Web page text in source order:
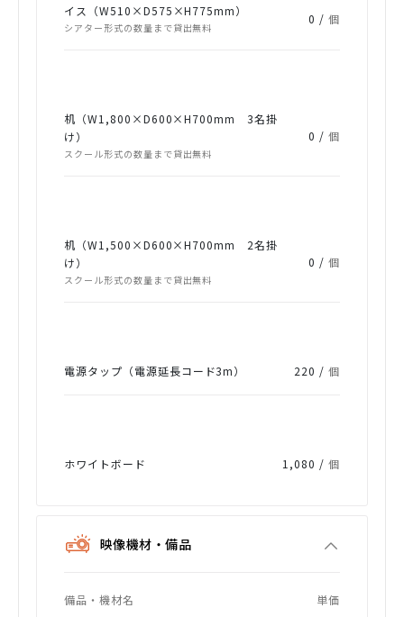
イス（W510×D575×H775mm）
シアター形式の数量まで貸出無料
0 /個
机（W1,800×D600×H700mm 3名掛
け）
スクール形式の数量まで貸出無料
0 /個
机（W1,500×D600×H700mm 2名掛
け）
スクール形式の数量まで貸出無料
0 /個
電源タップ（電源延長コード3m） 220 /個
ホワイトボード 1,080 /個
映像機材・備品
備品・機材名 単価